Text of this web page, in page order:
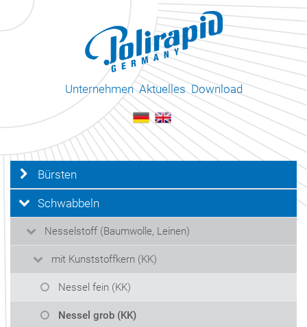
Unternehmen Aktuelles Download
Bürsten
Schwabbeln
Nesselstoff (Baumwolle, Leinen)
mit Kunststoffkern (KK)
Nessel fein (KK)
Nessel grob (KK)